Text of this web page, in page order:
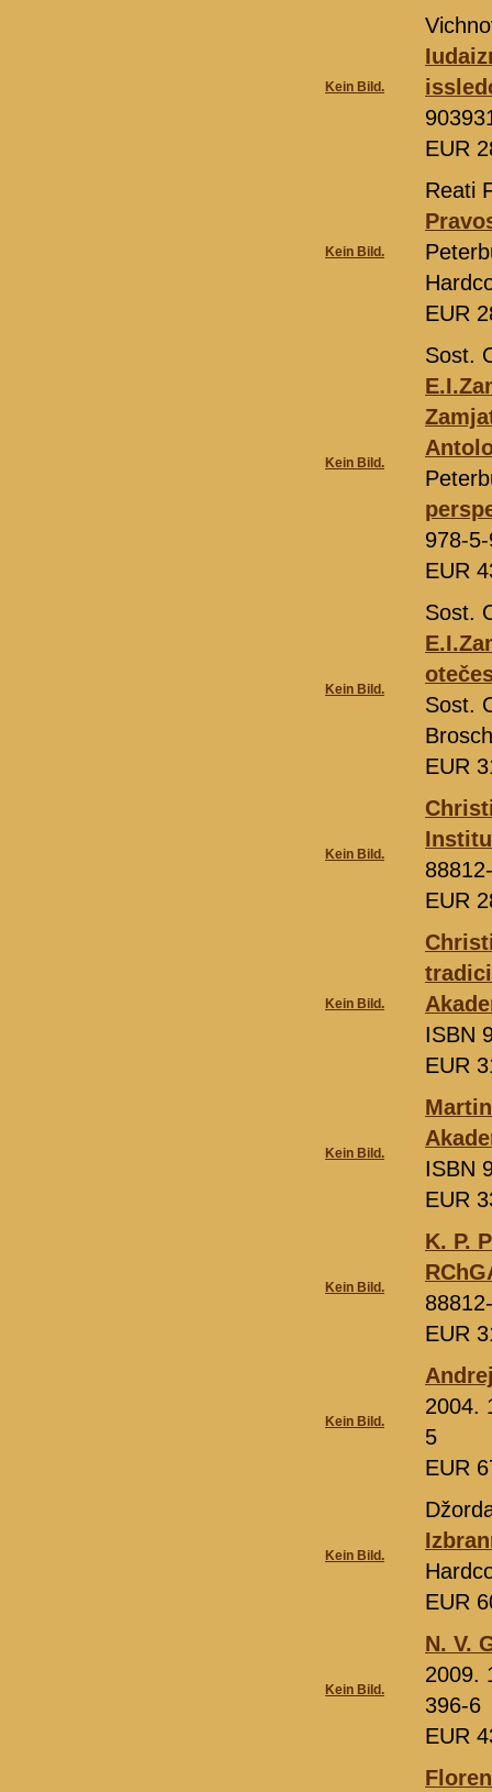
Kein Bild.
EUR
Kein Bild.
Reati
EUR
Kein Bild.
Sost.
978-
EUR
Kein Bild.
Sost.
Sost.
EUR
Kein Bild.
EUR
Kein Bild.
ISBN
EUR
Kein Bild.
ISBN
EUR
Kein Bild.
K. P.
EUR
Kein Bild.
2004.
5
EUR
Kein Bild.
EUR
Kein Bild.
N. V.
2009.
396-6
EUR